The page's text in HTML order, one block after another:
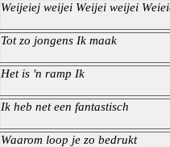
Weijeiej weijei Weijei weijei
Tot zo jongens Ik maak
Het is 'n ramp Ik
Ik heb net een fantastisch
Waarom loop je zo bedrukt